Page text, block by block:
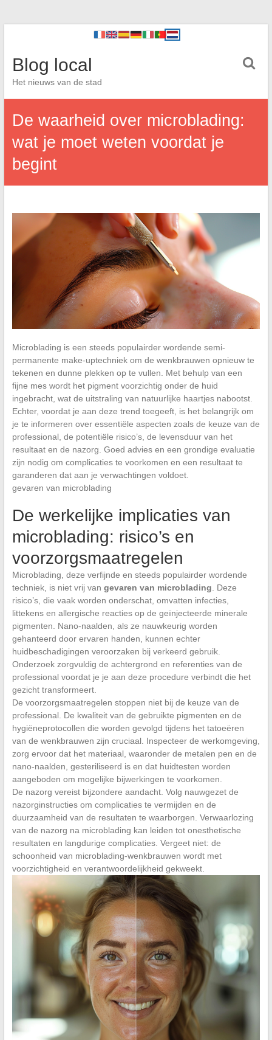
Blog local
Het nieuws van de stad
De waarheid over microblading:
wat je moet weten voordat je
begint
Microblading is een steeds populairder wordende semi-
permanente make-uptechniek om de wenkbrauwen opnieuw te
tekenen en dunne plekken op te vullen. Met behulp van een
fijne mes wordt het pigment voorzichtig onder de huid
ingebracht, wat de uitstraling van natuurlijke haartjes nabootst.
Echter, voordat je aan deze trend toegeeft, is het belangrijk om
je te informeren over essentiële aspecten zoals de keuze van de
professional, de potentiële risico’s, de levensduur van het
resultaat en de nazorg. Goed advies en een grondige evaluatie
zijn nodig om complicaties te voorkomen en een resultaat te
garanderen dat aan je verwachtingen voldoet.
gevaren van microblading
De werkelijke implicaties van
microblading: risico’s en
voorzorgsmaatregelen
Microblading, deze verfijnde en steeds populairder wordende
techniek, is niet vrij van gevaren van microblading . Deze
risico’s, die vaak worden onderschat, omvatten infecties,
littekens en allergische reacties op de geïnjecteerde minerale
pigmenten. Nano-naalden, als ze nauwkeurig worden
gehanteerd door ervaren handen, kunnen echter
huidbeschadigingen veroorzaken bij verkeerd gebruik.
Onderzoek zorgvuldig de achtergrond en referenties van de
professional voordat je je aan deze procedure verbindt die het
gezicht transformeert.
De voorzorgsmaatregelen stoppen niet bij de keuze van de
professional. De kwaliteit van de gebruikte pigmenten en de
hygiëneprotocollen die worden gevolgd tijdens het tatoeëren
van de wenkbrauwen zijn cruciaal. Inspecteer de werkomgeving,
zorg ervoor dat het materiaal, waaronder de metalen pen en de
nano-naalden, gesteriliseerd is en dat huidtesten worden
aangeboden om mogelijke bijwerkingen te voorkomen.
De nazorg vereist bijzondere aandacht. Volg nauwgezet de
nazorginstructies om complicaties te vermijden en de
duurzaamheid van de resultaten te waarborgen. Verwaarlozing
van de nazorg na microblading kan leiden tot onesthetische
resultaten en langdurige complicaties. Vergeet niet: de
schoonheid van microblading-wenkbrauwen wordt met
voorzichtigheid en verantwoordelijkheid gekweekt.